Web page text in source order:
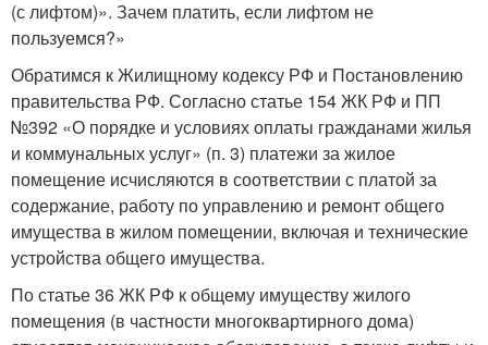
(с лифтом)». Зачем платить, если лифтом не
пользуемся?»
Обратимся к Жилищному кодексу РФ и Постановлению
правительства РФ. Согласно статье 154 ЖК РФ и ПП
№392 «О порядке и условиях оплаты гражданами жилья
и коммунальных услуг» (п. 3) платежи за жилое
помещение исчисляются в соответствии с платой за
содержание, работу по управлению и ремонт общего
имущества в жилом помещении, включая и технические
устройства общего имущества.
По статье 36 ЖК РФ к общему имуществу жилого
помещения (в частности многоквартирного дома)